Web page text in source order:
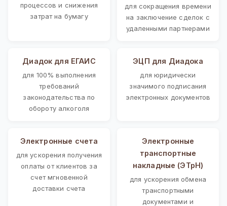
процессов и снижения
затрат на бумагу
для сокращения времени
на заключение сделок с
удаленными партнерами
Диадок для ЕГАИС
для 100% выполнения
требований
законодательства по
обороту алкоголя
ЭЦП для Диадока
для юридически
значимого подписания
электронных документов
Электронные счета
для ускорения получения
оплаты от клиентов за
счет мгновенной
доставки счета
Электронные
транспортные
накладные (ЭТрН)
для ускорения обмена
транспортными
документами и